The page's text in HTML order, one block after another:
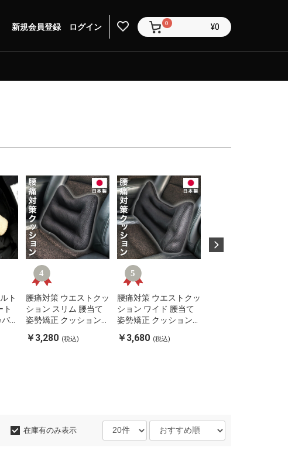
新規会員登録 ログイン 0 ¥0
ト
ト
ー
腰痛対策 ウエストクッ
ション スリム 腰当て
姿勢矯正 クッション
家用 社内用 デスクワ
￥3,280 (税込)
腰痛対策 ウエストクッ
ション ワイド 腰当て
姿勢矯正 クッション
家用 社内用 デスクワ
￥3,680 (税込)
在庫有のみ表示